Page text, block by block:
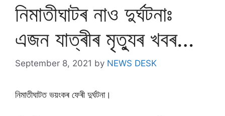
নিমাতীঘাটৰ নাও দুৰ্ঘটনাঃ
এজন যাত্ৰীৰ মৃত্যুৰ খবৰ…
September 8, 2021 by NEWS DESK
নিমাতীঘাটত ভয়ংকৰ ফেৰী দুৰ্ঘটনা।